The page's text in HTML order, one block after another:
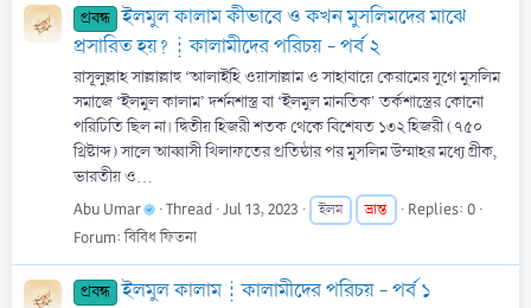
প্রবন্ধ ইলমুল কালাম কীভাবে ও কখন মুসলিমদের মাঝে
প্রসারিত হয়?┊কালামীদের পরিচয় - পর্ব ২
রাসূলুল্লাহ সাল্লাল্লাহু ‘আলাইহি ওয়াসাল্লাম ও সাহাবায়ে কেরামের যুগে মুসলিম
সমাজে ‘ইলমুল কালাম’ দর্শনশাস্ত্র বা ‘ইলমুল মানতিক' তর্কশাস্ত্রের কোনো
পরিচিতি ছিল না। দ্বিতীয় হিজরী শতক থেকে বিশেষত ১৩২ হিজরী (৭৫০
খ্রিষ্টাব্দ) সালে আব্বাসী খিলাফতের প্রতিষ্ঠার পর মুসলিম উম্মাহর মধ্যে গ্রীক,
ভারতীয় ও...
Abu Umar Thread Jul 13, 2023 ইলম ভ্রান্ত
Replies: 0
Forum:বিবিধ ফিতনা
প্রবন্ধ ইলমুল কালাম┊কালামীদের পরিচয় - পর্ব ১